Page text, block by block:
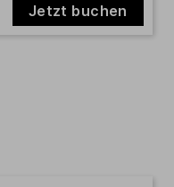
Jetzt buchen